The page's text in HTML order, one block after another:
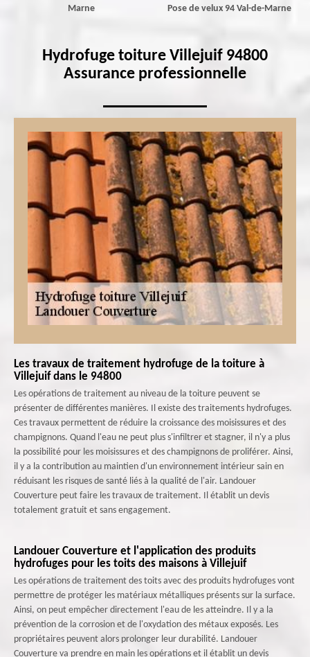
Marne
Pose de velux 94 Val-de-Marne
Hydrofuge toiture Villejuif 94800
Assurance professionnelle
Les travaux de traitement hydrofuge de la toiture à
Villejuif dans le 94800
Les opérations de traitement au niveau de la toiture peuvent se
présenter de différentes manières. Il existe des traitements hydrofuges.
Ces travaux permettent de réduire la croissance des moisissures et des
champignons. Quand l'eau ne peut plus s'infiltrer et stagner, il n'y a plus
la possibilité pour les moisissures et des champignons de proliférer. Ainsi,
il y a la contribution au maintien d'un environnement intérieur sain en
réduisant les risques de santé liés à la qualité de l'air. Landouer
Couverture peut faire les travaux de traitement. Il établit un devis
totalement gratuit et sans engagement.
Landouer Couverture et l'application des produits
hydrofuges pour les toits des maisons à Villejuif
Les opérations de traitement des toits avec des produits hydrofuges vont
permettre de protéger les matériaux métalliques présents sur la surface.
Ainsi, on peut empêcher directement l'eau de les atteindre. Il y a la
prévention de la corrosion et de l'oxydation des métaux exposés. Les
propriétaires peuvent alors prolonger leur durabilité. Landouer
Couverture va prendre en main les opérations et il établit un devis